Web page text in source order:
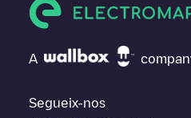
A
Segueix-nos